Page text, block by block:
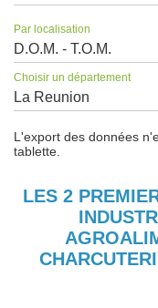
Par localisation
D.O.M. - T.O.M.
Choisir un département
La Reunion
L'export des données
tablette.
LES 2